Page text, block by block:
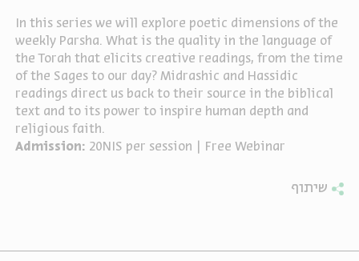
In this series we will explore poetic dimensions of the
weekly Parsha. What is the quality in the language of
the Torah that elicits creative readings, from the time
of the Sages to our day? Midrashic and Hassidic
readings direct us back to their source in the biblical
text and to its power to inspire human depth and
religious faith.
Admission: 20NIS per session | Free Webinar
שיתוף